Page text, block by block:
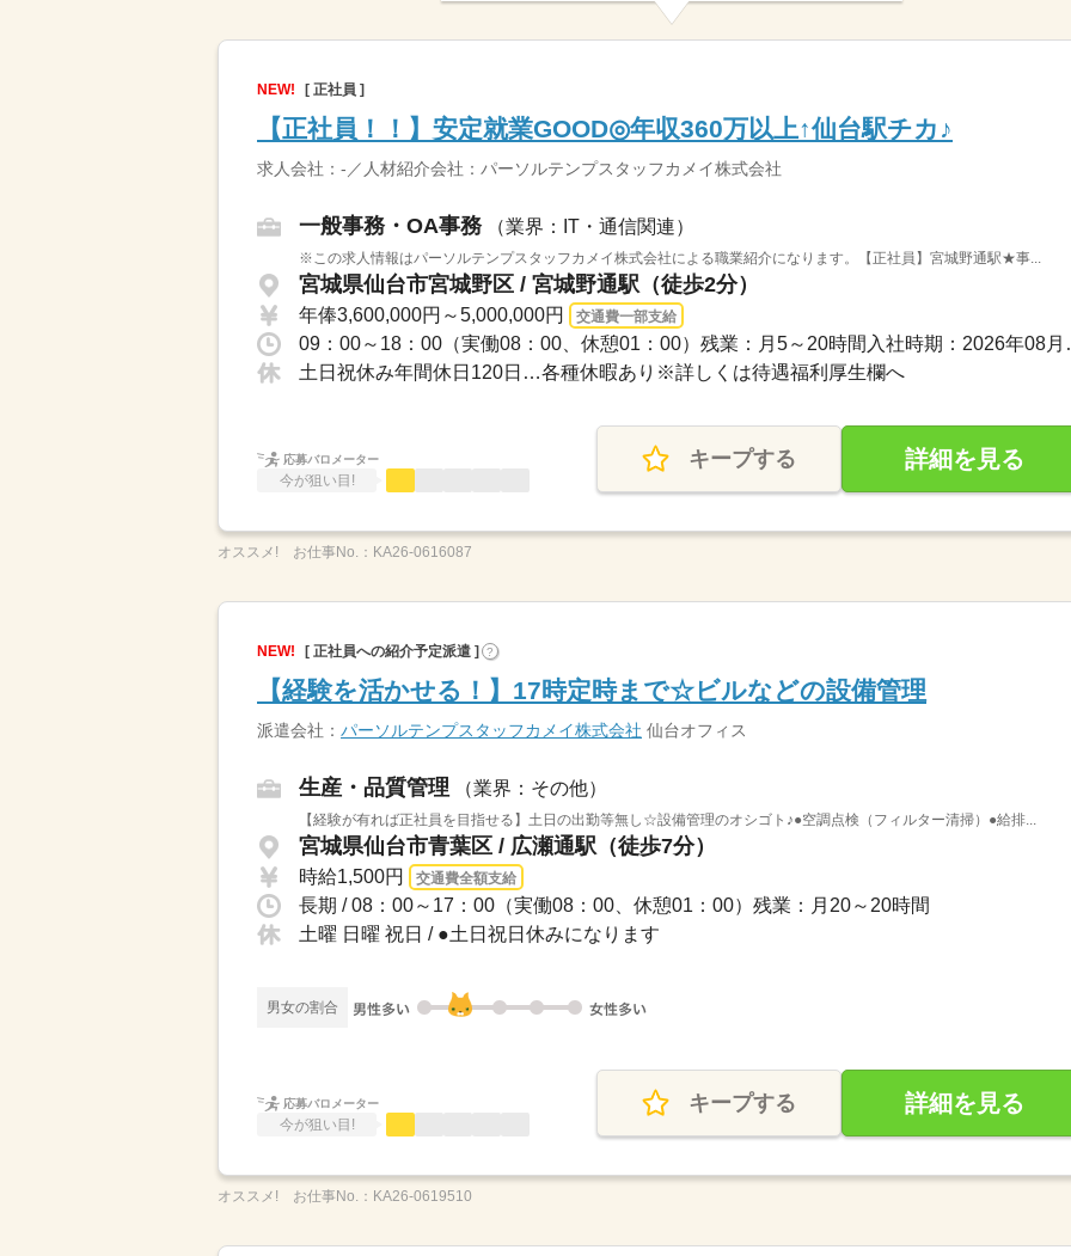
NEW! [ 正社員 ]
【正社員！！】安定就業GOOD◎年収360万以上↑仙台駅チカ♪
求人会社：-／人材紹介会社：パーソルテンプスタッフカメイ株式会社
一般事務・OA事務 （業界：IT・通信関連）
※この求人情報はパーソルテンプスタッフカメイ株式会社による職業紹介になります。【正社員】宮城野通駅★事...
宮城県仙台市宮城野区 / 宮城野通駅（徒歩2分）
年俸3,600,000円～5,000,000円 交通費一部支給
09：00～18：
土日祝休み年間休日120日…各種休暇あり※詳しくは待遇福利厚生欄へ
応募バロメーター
今が狙い目!
キープする 詳細を見る
オススメ! お仕事No.： KA26-0616087
NEW! [ 正社員への紹介予定派遣 ] ?
【経験を活かせる！】17時定時まで☆ビルなどの設備管理
派遣会社： パーソルテンプスタッフカメイ株式会社 仙台オフィス
生産・品質管理 （業界：その他）
【経験が有れば正社員を目指せる】土日の出勤等無し☆設備管理のオシゴト♪●空調点検（フィルター清掃）●給排...
宮城県仙台市青葉区 / 広瀬通駅（徒歩7分）
時給1,500円 交通費全額支給
長期 / 08：00～17：00（実働08：00、休憩01：00）残業：月20～20時間
土曜 日曜 祝日 / ●土日祝日休みになります
男女の割合
応募バロメーター
今が狙い目!
キープする 詳細を見る
オススメ! お仕事No.： KA26-0619510